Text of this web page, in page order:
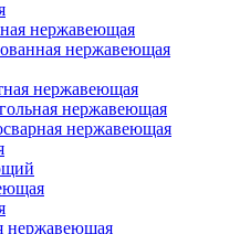
нержавеющая
нержавеющая
нержавеющая
нержавеющая
нержавеющая
нержавеющая